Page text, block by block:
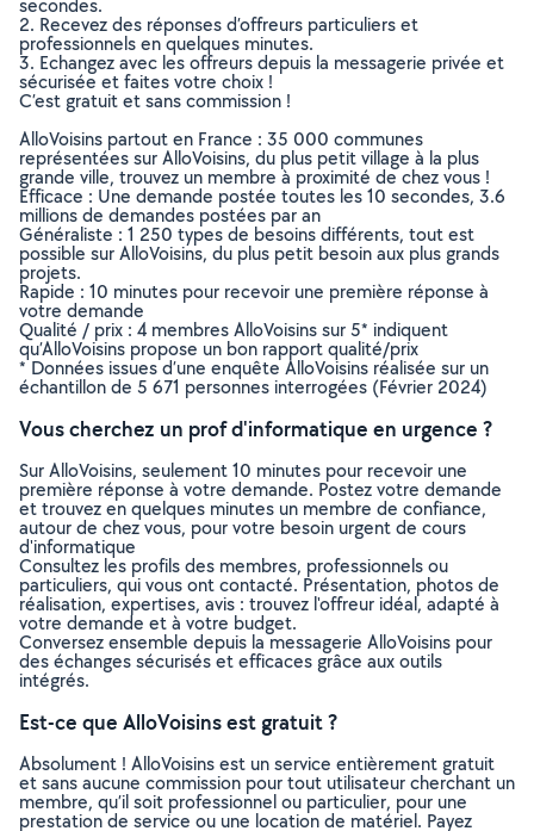
secondes.
2. Recevez des réponses d’offreurs particuliers et
professionnels en quelques minutes.
3. Echangez avec les offreurs depuis la messagerie privée et
sécurisée et faites votre choix !
C’est gratuit et sans commission !
AlloVoisins partout en France : 35 000 communes
représentées sur AlloVoisins, du plus petit village à la plus
grande ville, trouvez un membre à proximité de chez vous !
Efficace : Une demande postée toutes les 10 secondes, 3.6
millions de demandes postées par an
Généraliste : 1 250 types de besoins différents, tout est
possible sur AlloVoisins, du plus petit besoin aux plus grands
projets.
Rapide : 10 minutes pour recevoir une première réponse à
votre demande
Qualité / prix : 4 membres AlloVoisins sur 5* indiquent
qu’AlloVoisins propose un bon rapport qualité/prix
* Données issues d’une enquête AlloVoisins réalisée sur un
échantillon de 5 671 personnes interrogées (Février 2024)
Vous cherchez un prof d'informatique en urgence ?
Sur AlloVoisins, seulement 10 minutes pour recevoir une
première réponse à votre demande. Postez votre demande
et trouvez en quelques minutes un membre de confiance,
autour de chez vous, pour votre besoin urgent de cours
d'informatique
Consultez les profils des membres, professionnels ou
particuliers, qui vous ont contacté. Présentation, photos de
réalisation, expertises, avis : trouvez l'offreur idéal, adapté à
votre demande et à votre budget.
Conversez ensemble depuis la messagerie AlloVoisins pour
des échanges sécurisés et efficaces grâce aux outils
intégrés.
Est-ce que AlloVoisins est gratuit ?
Absolument ! AlloVoisins est un service entièrement gratuit
et sans aucune commission pour tout utilisateur cherchant un
membre, qu’il soit professionnel ou particulier, pour une
prestation de service ou une location de matériel. Payez